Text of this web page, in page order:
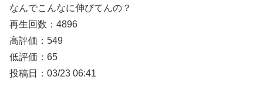
なんでこんなに伸びてんの？
再生回数：4896
高評価：549
低評価：65
投稿日：03/23 06:41